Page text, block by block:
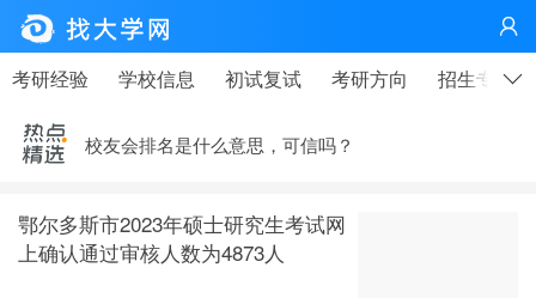

考研经验 学校信息 初试复试 考研方向 招生专业
高考、大学，有那么重要吗？——高考天问|钟山说事
疫情下，这个技术行业很缺人！
校友会排名是什么意思，可信吗？
马云写给在工厂上班的同学——大学生更应该看
鄂尔多斯市2023年硕士研究生考试网
上确认通过审核人数为4873人